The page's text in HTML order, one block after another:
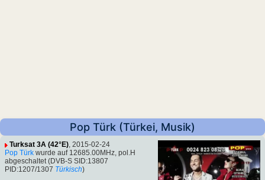
Pop Türk (Türkei, Musik)
Turksat 3A (42°E), 2015-02-24
Pop Türk wurde auf 12685.00MHz, pol.H
abgeschaltet (DVB-S SID:13807
PID:1207/1307 Türkisch)